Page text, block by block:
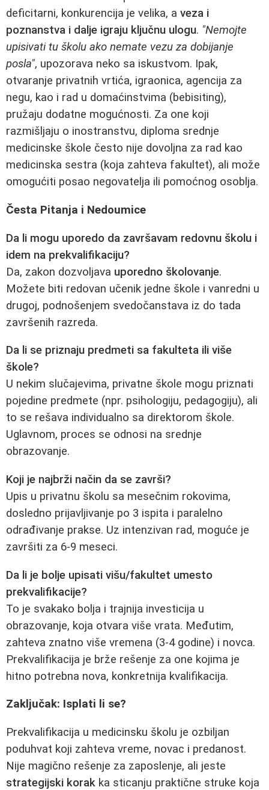
deficitarni, konkurencija je velika, a veza i
poznanstva i dalje igraju ključnu ulogu. "Nemojte
upisivati tu školu ako nemate vezu za dobijanje
posla", upozorava neko sa iskustvom. Ipak,
otvaranje privatnih vrtića, igraonica, agencija za
negu, kao i rad u domaćinstvima (bebisiting),
pružaju dodatne mogućnosti. Za one koji
razmišljaju o inostranstvu, diploma srednje
medicinske škole često nije dovoljna za rad kao
medicinska sestra (koja zahteva fakultet), ali može
omogućiti posao negovatelja ili pomoćnog osoblja.
Česta Pitanja i Nedoumice
Da li mogu uporedo da završavam redovnu školu i
idem na prekvalifikaciju?
Da, zakon dozvoljava uporedno školovanje.
Možete biti redovan učenik jedne škole i vanredni u
drugoj, podnošenjem svedočanstava iz do tada
završenih razreda.
Da li se priznaju predmeti sa fakulteta ili više
škole?
U nekim slučajevima, privatne škole mogu priznati
pojedine predmete (npr. psihologiju, pedagogiju), ali
to se rešava individualno sa direktorom škole.
Uglavnom, proces se odnosi na srednje
obrazovanje.
Koji je najbrži način da se završi?
Upis u privatnu školu sa mesečnim rokovima,
dosledno prijavljivanje po 3 ispita i paralelno
odrađivanje prakse. Uz intenzivan rad, moguće je
završiti za 6-9 meseci.
Da li je bolje upisati višu/fakultet umesto
prekvalifikacije?
To je svakako bolja i trajnija investicija u
obrazovanje, koja otvara više vrata. Međutim,
zahteva znatno više vremena (3-4 godine) i novca.
Prekvalifikacija je brže rešenje za one kojima je
hitno potrebna nova, konkretnija kvalifikacija.
Zaključak: Isplati li se?
Prekvalifikacija u medicinsku školu je ozbiljan
poduhvat koji zahteva vreme, novac i predanost.
Nije magično rešenje za zaposlenje, ali jeste
strategijski korak ka sticanju praktične struke koja